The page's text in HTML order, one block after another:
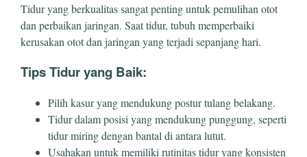
Tidur yang berkualitas sangat penting untuk pemulihan otot
dan perbaikan jaringan. Saat tidur, tubuh memperbaiki
kerusakan otot dan jaringan yang terjadi sepanjang hari.
Tips Tidur yang Baik:
Pilih kasur yang mendukung postur tulang belakang.
Tidur dalam posisi yang mendukung punggung, seperti
tidur miring dengan bantal di antara lutut.
Usahakan untuk memiliki rutinitas tidur yang konsisten